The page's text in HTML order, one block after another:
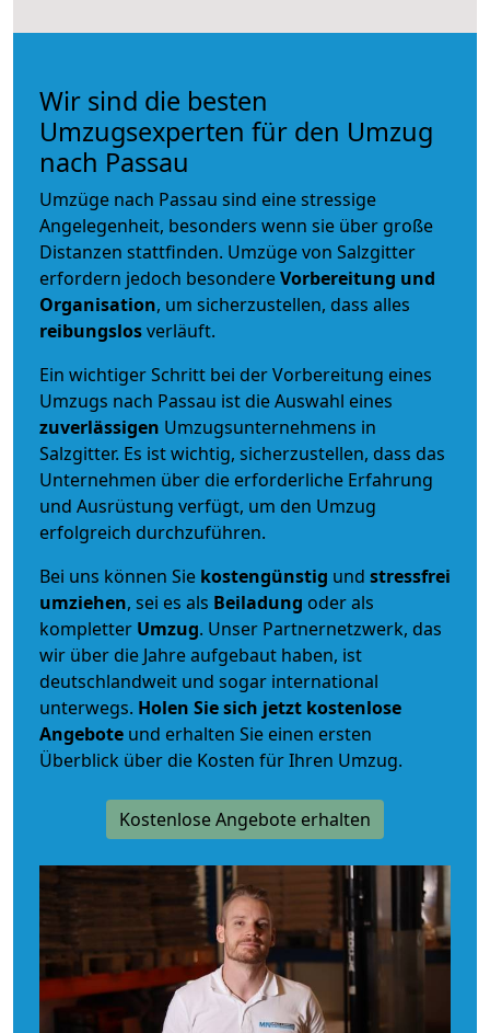
Wir sind die besten
Umzugsexperten für den Umzug
nach Passau
Umzüge nach Passau sind eine stressige
Angelegenheit, besonders wenn sie über große
Distanzen stattfinden. Umzüge von Salzgitter
erfordern jedoch besondereVorbereitung und
Organisation, um sicherzustellen, dass alles
reibungslosverläuft.
Ein wichtiger Schritt bei der Vorbereitung eines
Umzugs nach Passau ist die Auswahl eines
zuverlässigen Umzugsunternehmens in
Salzgitter. Es ist wichtig, sicherzustellen, dass das
Unternehmen über die erforderliche Erfahrung
und Ausrüstung verfügt, um den Umzug
erfolgreich durchzuführen.
Bei uns können Sie kostengünstig und stressfrei
umziehen, sei es als Beiladung oder als
kompletter Umzug. Unser Partnernetzwerk, das
wir über die Jahre aufgebaut haben, ist
deutschlandweit und sogar international
unterwegs. Holen Sie sich jetzt kostenlose
Angebote und erhalten Sie einen ersten
Überblick über die Kosten für Ihren Umzug.
Kostenlose Angebote erhalten